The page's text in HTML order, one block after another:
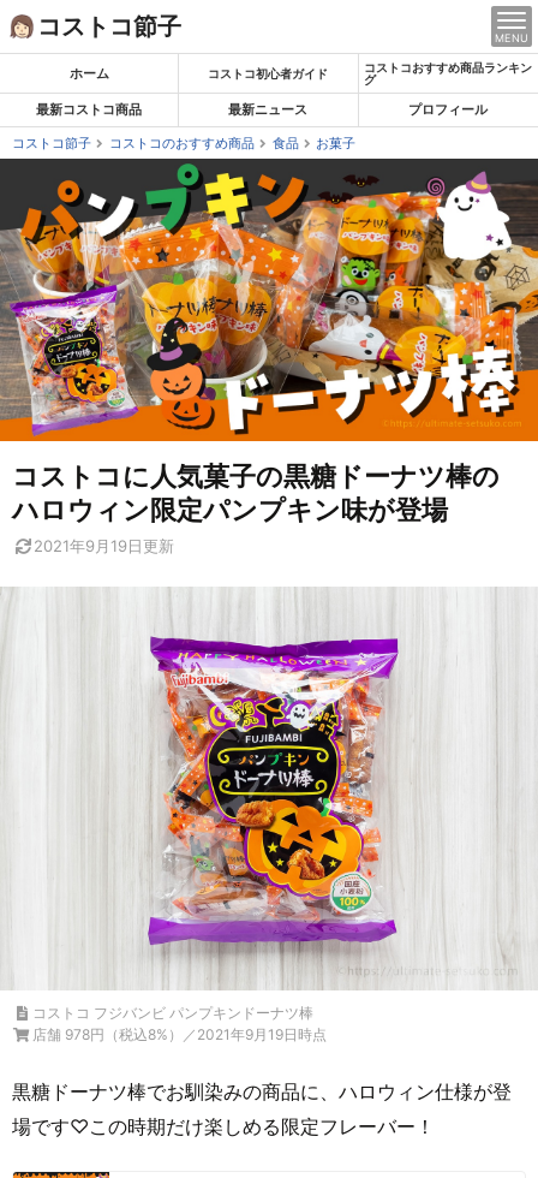
Skip
to
コストコ節子 MENU
ホーム コストコ初心者ガイド
コストコおすすめ商品ランキン
グ
最新コストコ商品 最新ニュース
プロフィール
コストコ節子
コストコのおすすめ商品 食品 お菓子
コストコに人気菓子の黒糖ドーナツ棒の
ハロウィン限定パンプキン味が登場
2021年9月19日更新
コストコ フジバンビ パンプキンドーナツ棒
店舗 978円（税込8%）／2021年9月19日時点
黒糖ドーナツ棒でお馴染みの商品に、ハロウィン仕様が登
場です♡この時期だけ楽しめる限定フレーバー！